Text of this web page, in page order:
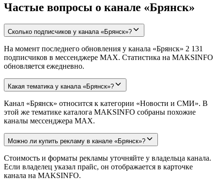
Частые вопросы о канале «Брянск»
Сколько подписчиков у канала «Брянск»?
На момент последнего обновления у канала «Брянск» 2 131
подписчиков в мессенджере MAX. Статистика на MAKSINFO
обновляется ежедневно.
Какая тематика у канала «Брянск»?
Канал «Брянск» относится к категории «Новости и СМИ». В
этой же тематике каталога MAKSINFO собраны похожие
каналы мессенджера MAX.
Можно ли купить рекламу в канале «Брянск»?
Стоимость и форматы рекламы уточняйте у владельца канала.
Если владелец указал прайс, он отображается в карточке
канала на MAKSINFO.